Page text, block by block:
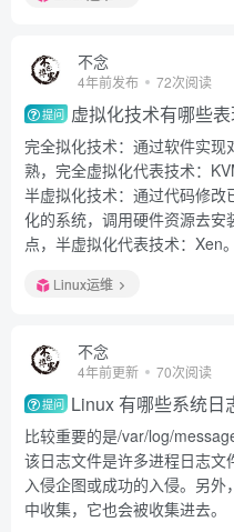
不念
4年前发布 72次阅读
提问 虚拟化技术有哪些
完全拟化技术：通过软件实
熟，完全虚拟化代表技术：
半虚拟化技术：通过代码修
化的系统，调用硬件资源去
点，半虚拟化代表技术：Xen
Linux运维
不念
4年前更新 70次阅读
提问 Linux 有哪些系统日
比较重要的是/var/log/
该日志文件是许多进程日志
入侵企图或成功的入侵。另
中收集，它也会被收集进去。